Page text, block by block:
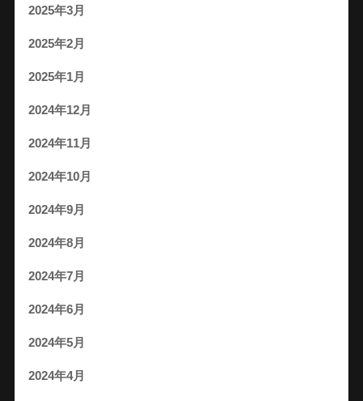
2025年3月
2025年2月
2025年1月
2024年12月
2024年11月
2024年10月
2024年9月
2024年8月
2024年7月
2024年6月
2024年5月
2024年4月